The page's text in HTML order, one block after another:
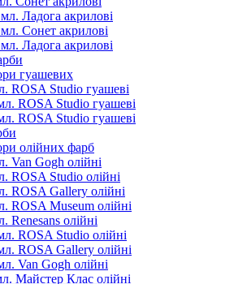
Ладога акрилові
Сонет акрилові
Ладога акрилові
гуашевих
ROSA Studio гуашеві
ROSA Studio гуашеві
ROSA Studio гуашеві
олійних фарб
Van Gogh олійні
ROSA Studio олійні
ROSA Gallery олійні
ROSA Museum олійні
Renesans олійні
ROSA Studio олійні
ROSA Gallery олійні
Van Gogh олійні
Майстер Клас олійні